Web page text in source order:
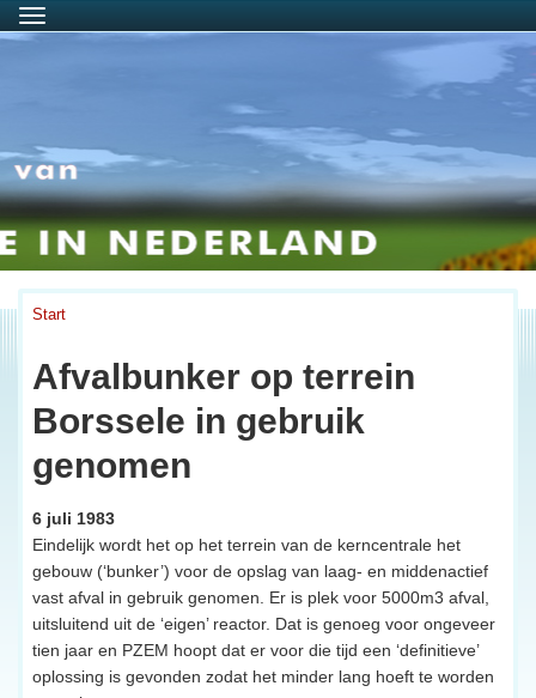
Menu
Start
Afvalbunker op terrein
Borssele in gebruik
genomen
6 juli 1983
Eindelijk wordt het op het terrein van de kerncentrale het
gebouw (‘bunker’) voor de opslag van laag- en middenactief
vast afval in gebruik genomen. Er is plek voor 5000m3 afval,
uitsluitend uit de ‘eigen’ reactor. Dat is genoeg voor ongeveer
tien jaar en PZEM hoopt dat er voor die tijd een ‘definitieve’
oplossing is gevonden zodat het minder lang hoeft te worden